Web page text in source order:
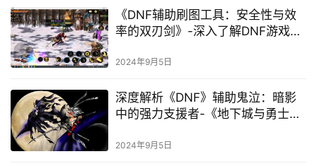
《DNF辅助刷图工具：安全性与效
率的双刃剑》-深入了解DNF游戏辅
略
2024年9月5日
深度解析《DNF》辅助鬼泣：暗影
中的强力支援者-《地下城与勇士》
2024年9月5日